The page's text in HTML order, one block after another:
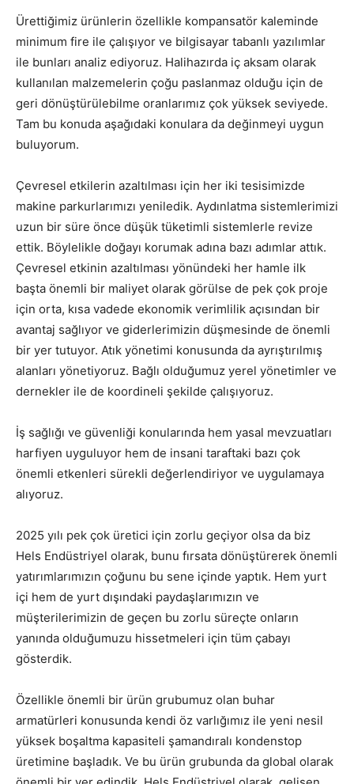
Ürettiğimiz ürünlerin özellikle kompansatör kaleminde
minimum fire ile çalışıyor ve bilgisayar tabanlı yazılımlar
ile bunları analiz ediyoruz. Halihazırda iç aksam olarak
kullanılan malzemelerin çoğu paslanmaz olduğu için de
geri dönüştürülebilme oranlarımız çok yüksek seviyede.
Tam bu konuda aşağıdaki konulara da değinmeyi uygun
buluyorum.
Çevresel etkilerin azaltılması için her iki tesisimizde
makine parkurlarımızı yeniledik. Aydınlatma sistemlerimizi
uzun bir süre önce düşük tüketimli sistemlerle revize
ettik. Böylelikle doğayı korumak adına bazı adımlar attık.
Çevresel etkinin azaltılması yönündeki her hamle ilk
başta önemli bir maliyet olarak görülse de pek çok proje
için orta, kısa vadede ekonomik verimlilik açısından bir
avantaj sağlıyor ve giderlerimizin düşmesinde de önemli
bir yer tutuyor. Atık yönetimi konusunda da ayrıştırılmış
alanları yönetiyoruz. Bağlı olduğumuz yerel yönetimler ve
dernekler ile de koordineli şekilde çalışıyoruz.
İş sağlığı ve güvenliği konularında hem yasal mevzuatları
harfiyen uyguluyor hem de insani taraftaki bazı çok
önemli etkenleri sürekli değerlendiriyor ve uygulamaya
alıyoruz.
2025 yılı pek çok üretici için zorlu geçiyor olsa da biz
Hels Endüstriyel olarak, bunu fırsata dönüştürerek önemli
yatırımlarımızın çoğunu bu sene içinde yaptık. Hem yurt
içi hem de yurt dışındaki paydaşlarımızın ve
müşterilerimizin de geçen bu zorlu süreçte onların
yanında olduğumuzu hissetmeleri için tüm çabayı
gösterdik.
Özellikle önemli bir ürün grubumuz olan buhar
armatürleri konusunda kendi öz varlığımız ile yeni nesil
yüksek boşaltma kapasiteli şamandıralı kondenstop
üretimine başladık. Ve bu ürün grubunda da global olarak